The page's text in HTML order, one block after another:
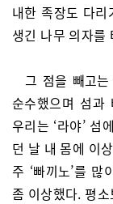
내한 족장도 다
생긴 나무 의자를
그 점을 빼고
순수했으며 섬과
우리는 ‘라야’ 섬
던 날 내 몸에 이
주 ‘빠끼노’를
좀 이상했다. 평